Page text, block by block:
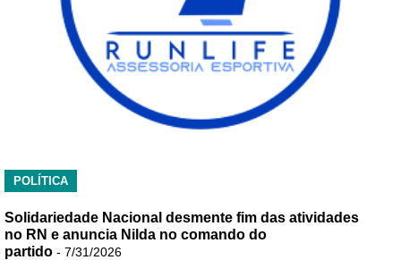
POLÍTICA
Solidariedade Nacional desmente fim das atividades
no RN e anuncia Nilda no comando do
partido - 7/31/2026